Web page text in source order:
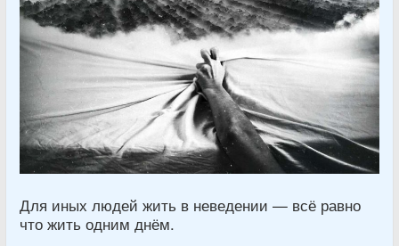
Для иных людей жить в неведении — всё равно
что жить одним днём.